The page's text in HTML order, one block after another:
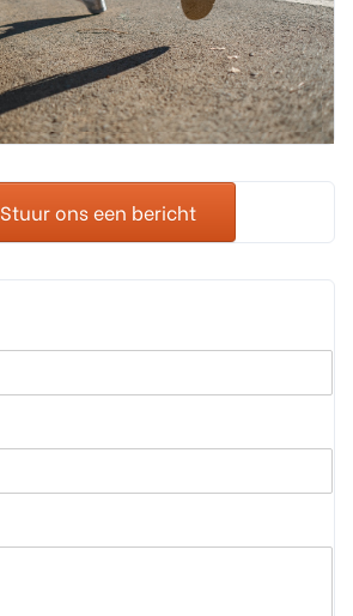
Stuur ons een bericht